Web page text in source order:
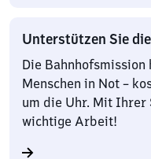
Unterstützen Sie
Die
Menschen in Not –
um die Uhr. Mit Ihrer
wichtige Arbeit!